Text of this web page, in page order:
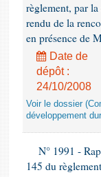
règlement, par
rendu de la
en présence de
Date de
dépôt :
24/10/2008
Voir le dossier
développement
N° 1991 -
145 du